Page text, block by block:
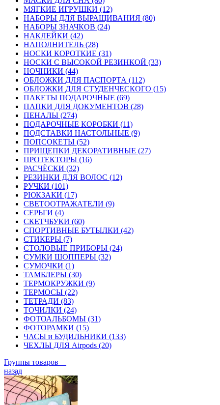
МЯГКИЕ ИГРУШКИ (12)
НАБОРЫ ДЛЯ ВЫРАЩИВАНИЯ (80)
НАБОРЫ ЗНАЧКОВ (24)
НАКЛЕЙКИ (42)
НАПОЛНИТЕЛЬ (28)
НОСКИ КОРОТКИЕ (31)
НОСКИ С ВЫСОКОЙ РЕЗИНКОЙ (33)
НОЧНИКИ (44)
ОБЛОЖКИ ДЛЯ ПАСПОРТА (112)
ОБЛОЖКИ ДЛЯ СТУДЕНЧЕСКОГО (15)
ПАКЕТЫ ПОДАРОЧНЫЕ (69)
ПАПКИ ДЛЯ ДОКУМЕНТОВ (28)
ПЕНАЛЫ (274)
ПОДАРОЧНЫЕ КОРОБКИ (11)
ПОДСТАВКИ НАСТОЛЬНЫЕ (9)
ПОПСОКЕТЫ (52)
ПРИЩЕПКИ ДЕКОРАТИВНЫЕ (27)
ПРОТЕКТОРЫ (16)
РАСЧЁСКИ (32)
РЕЗИНКИ ДЛЯ ВОЛОС (12)
РУЧКИ (101)
РЮКЗАКИ (17)
СВЕТООТРАЖАТЕЛИ (9)
СЕРЬГИ (4)
СКЕТЧБУКИ (60)
СПОРТИВНЫЕ БУТЫЛКИ (42)
СТИКЕРЫ (7)
СТОЛОВЫЕ ПРИБОРЫ (24)
СУМКИ ШОППЕРЫ (32)
СУМОЧКИ (1)
ТАМБЛЕРЫ (30)
ТЕРМОКРУЖКИ (9)
ТЕРМОСЫ (22)
ТЕТРАДИ (83)
ТОЧИЛКИ (24)
ФОТОАЛЬБОМЫ (31)
ФОТОРАМКИ (15)
ЧАСЫ и БУДИЛЬНИКИ (133)
ЧЕХЛЫ ДЛЯ Airpods (20)
Группы товаров
назад